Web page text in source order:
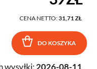
CENA NETTO:31,71 ZŁ
DO KOSZYKA
wysyłki: 2026-08-11